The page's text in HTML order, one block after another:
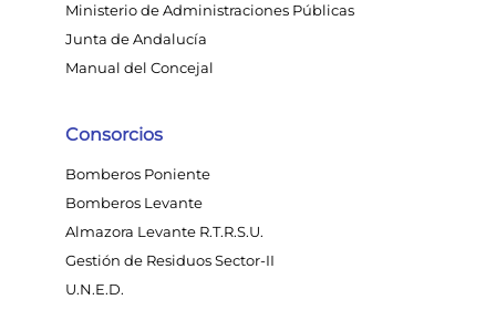
Ministerio de Administraciones Públicas
Junta de Andalucía
Manual del Concejal
Consorcios
Bomberos Poniente
Bomberos Levante
Almazora Levante R.T.R.S.U.
Gestión de Residuos Sector-II
U.N.E.D.